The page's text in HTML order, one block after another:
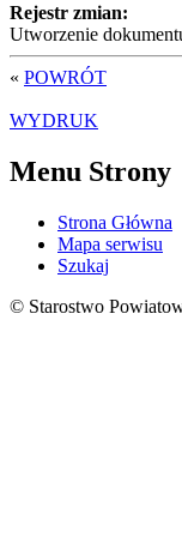
Rejestr zmian:
Utworzenie
« POWRÓT
WYDRUK
Menu Strony
Strona Główna
Mapa serwisu
Szukaj
© Starostwo